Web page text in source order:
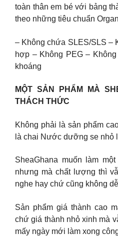
toàn thân em bé với bảng
theo những tiêu chuẩn
– Không chứa SLES/SLS –
hợp – Không PEG –
khoáng
MỘT SẢN PHẨM MÀ
THÁCH THỨC
Không phải là sản phẩm
là chai Nước dưỡng se nhỏ
SheaGhana muốn làm
nhưng mà chất lượng thì
nghe hay chứ cũng không
Sản phẩm giá thành cao
chứ giá thành nhỏ xinh mà
mấy ngày mới làm xong